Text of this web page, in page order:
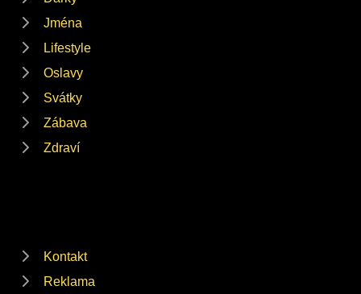
Jména
Lifestyle
Oslavy
Svátky
Zábava
Zdraví
Kontakt
Reklama